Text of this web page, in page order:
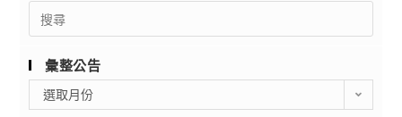
Search
for:
彙整公告
整
選取月份